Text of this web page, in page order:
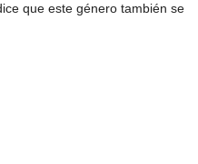
que este género también se